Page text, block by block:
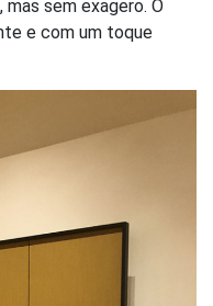
sem exagero. O
e com um toque